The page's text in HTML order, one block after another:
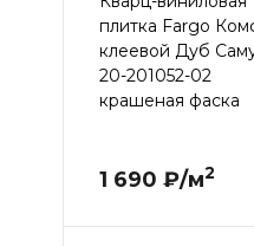
плитка Fargo
клеевой Дуб
20-201052-02
крашеная фаска
1 690 ₽/м2